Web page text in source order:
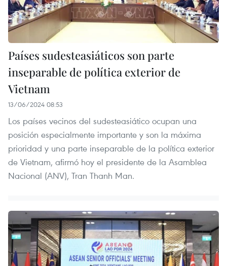
Países sudesteasiáticos son parte
inseparable de política exterior de
Vietnam
13/06/2024 08:53
Los países vecinos del sudesteasiático ocupan una
posición especialmente importante y son la máxima
prioridad y una parte inseparable de la política exterior
de Vietnam, afirmó hoy el presidente de la Asamblea
Nacional (ANV), Tran Thanh Man.